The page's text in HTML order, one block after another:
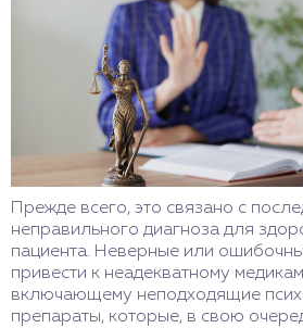
Прежде всего, это связано с
неправильного диагноза для
пациента. Неверные или
привести к неадекватному
включающему неподходящие
препараты, которые, в свою